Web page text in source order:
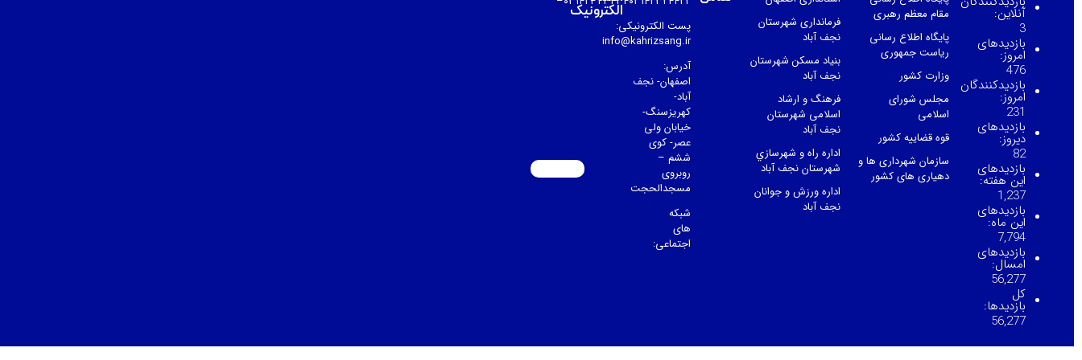
آنلاین:
3
بازدیدهای
امروز:
476
بازدیدکنندگان
امروز:
231
بازدیدهای
دیروز:
82
بازدیدهای
این هفته:
1,237
بازدیدهای
این ماه:
7,794
بازدیدهای
امسال:
56,277
کل
بازدیدها:
56,277
مقام معظم رهبری
پایگاه اطلاع رسانی
ریاست جمهوری
وزارت کشور
مجلس شورای
اسلامی
قوه قضاییه کشور
سازمان شهرداری ها و
دهیاری های کشور
فرمانداری شهرستان
نجف آباد
بنیاد مسکن شهرستان
نجف آباد
فرهنگ و ارشاد
اسلامی شهرستان
نجف آباد
اداره راه و شهرسازي
شهرستان نجف آباد
اداره ورزش و جوانان
نجف آباد
پست الکترونیکی:
info@kahrizsang.ir
آدرس:
اصفهان- نجف
آباد-
کهریزسنگ-
خیابان ولی
عصر- کوی
ششم –
روبروی
مسجدالحجت
شبکه
های
اجتماعی:
الکترونیک